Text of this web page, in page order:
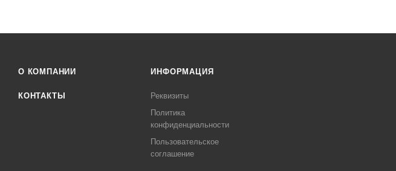
О КОМПАНИИ
КОНТАКТЫ
ИНФОРМАЦИЯ
Реквизиты
Политика
конфиденциальности
Пользовательское
соглашение